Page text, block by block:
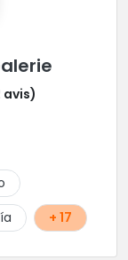
avis)
+ 17